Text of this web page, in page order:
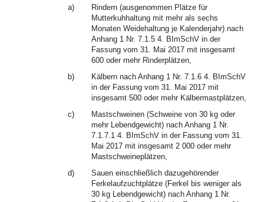
a)
Rindern (ausgenommen Plätze für
Mutterkuhhaltung mit mehr als sechs
Monaten Weidehaltung je Kalenderjahr) nach
Anhang 1 Nr. 7.1.5 4. BImSchV in der
Fassung vom 31. Mai 2017 mit insgesamt
600 oder mehr Rinderplätzen,
b)
Kälbern nach Anhang 1 Nr. 7.1.6 4. BImSchV
in der Fassung vom 31. Mai 2017 mit
insgesamt 500 oder mehr Kälbermastplätzen,
c)
Mastschweinen (Schweine von 30 kg oder
mehr Lebendgewicht) nach Anhang 1 Nr.
7.1.7.1 4. BImSchV in der Fassung vom 31.
Mai 2017 mit insgesamt 2 000 oder mehr
Mastschweineplätzen,
d)
Sauen einschließlich dazugehörender
Ferkelaufzuchtplätze (Ferkel bis weniger als
30 kg Lebendgewicht) nach Anhang 1 Nr.